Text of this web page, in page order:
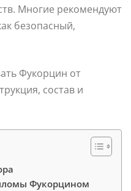
Многие рекомендуют
безопасный,
Фукорцином